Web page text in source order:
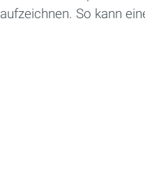
aufzeichnen. So kann